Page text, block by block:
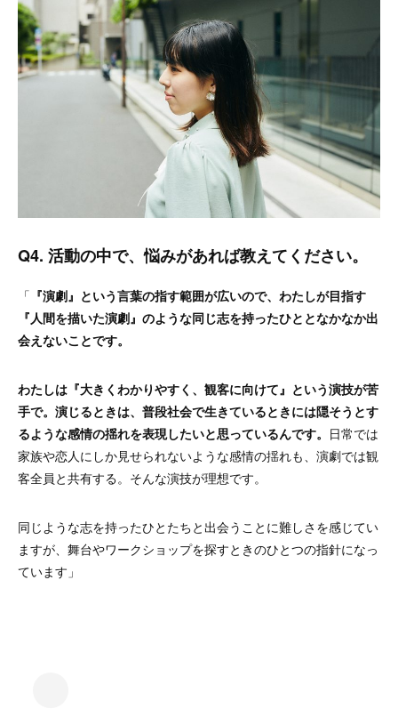
Q4. 活動の中で、悩みがあれば教えてください。
「 『演劇』という言葉の指す範囲が広いので、わたしが目指す
『人間を描いた演劇』のような同じ志を持ったひととなかなか出
会えないことです。
わたしは『大きくわかりやすく、観客に向けて』という演技が苦
手で。演じるときは、普段社会で生きているときには隠そうとす
るような感情の揺れを表現したいと思っているんです。 日常では
家族や恋人にしか見せられないような感情の揺れも、演劇では観
客全員と共有する。そんな演技が理想です。
同じような志を持ったひとたちと出会うことに難しさを感じてい
ますが、舞台やワークショップを探すときのひとつの指針になっ
ています」